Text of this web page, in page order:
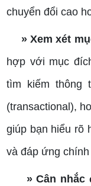
chuyển đổi cao
» Xem xét
hợp với mục
tìm kiếm thông
(transactional),
giúp bạn hiểu rõ
và đáp ứng
» Cân